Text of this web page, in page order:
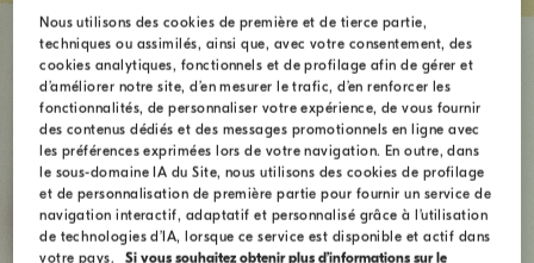
Nous utilisons des cookies de première et de tierce partie,
techniques ou assimilés, ainsi que, avec votre consentement, des
cookies analytiques, fonctionnels et de profilage afin de gérer et
d’améliorer notre site, d’en mesurer le trafic, d’en renforcer les
fonctionnalités, de personnaliser votre expérience, de vous fournir
des contenus dédiés et des messages promotionnels en ligne avec
les préférences exprimées lors de votre navigation. En outre, dans
le sous-domaine IA du Site, nous utilisons des cookies de profilage
et de personnalisation de première partie pour fournir un service de
navigation interactif, adaptatif et personnalisé grâce à l’utilisation
de technologies d’IA, lorsque ce service est disponible et actif dans
votre pays.
Si vous souhaitez obtenir plus d’informations sur le